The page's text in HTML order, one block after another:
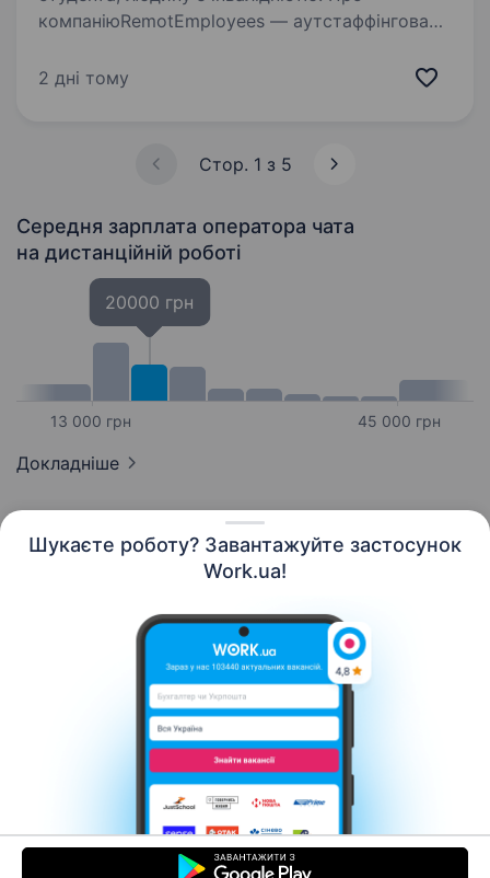
Шукаєте роботу? Завантажуйте застосунок
Work.ua!
компаніюRemotEmployees — аутстаффінгова
з українськими спеціалістами. Ми — AI First +
2 дні тому
Стор. 1 з 5
Середня зарплата оператора чата
на дистанційній роботі
13 000 грн
20000 грн
45 000 грн
Докладніше
Контакти Про нас
Кар’єра
Допомога Умови використання